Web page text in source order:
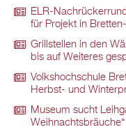
ELR-
für Projekt in
Grillstellen in den
bis auf Weiteres
Volkshochschule
Herbst- und
Museum sucht
Weihnachtsbräuche“